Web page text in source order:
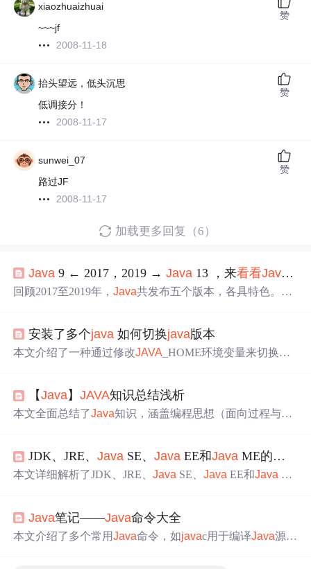
xiaozhuaizhuai
~~~jf
2008-11-18
赞
抬头望远，低头沉思
低调接分！
2008-11-17
赞
sunwei_07
路过JF
2008-11-17
赞
加载更多回复（6）
Java 9 ← 2017，2019 →Java 13 ，来看看Java 两
回顾2017至2019年，Java共发布五个版本，各具特色。
Ja
和文本块支持。
安装了多个java 如何切换java版本
本文介绍了一种通过修改JAVA _HOME环境变量来切换不
【Java】JAVA知识总结浅析
本文全面总结了Java知识，涵盖编程思想（面向过程与面
技术、Spring Boot全家桶、MyBatis实现、网络编程等，阐
述了其在大数据、人工智能等领域的应用。
JDK、JRE、Java SE、Java EE和Java ME的详细解析
本文详细解析了JDK、JRE、Java SE、Java EE和Java M
用；JavaME是微型版，用于移动和嵌入式设备应用。它
们分别侧重于程序开发运行、基础应用、企业级应用和移
Java笔记——Java命令大全
本文介绍了多个常用Java命令，如javac用于编译Java源代